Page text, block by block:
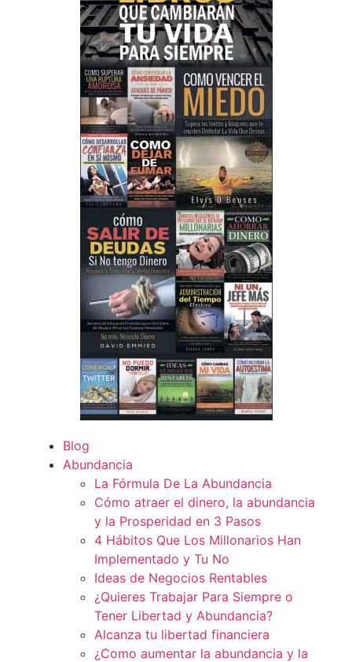
Blog
Abundancia
La Fórmula De La Abundancia
Cómo atraer el dinero, la abundancia
y la Prosperidad en 3 Pasos
4 Hábitos Que Los Millonarios Han
Implementado y Tu No
Ideas de Negocios Rentables
¿Quieres Trabajar Para Siempre o
Tener Libertad y Abundancia?
Alcanza tu libertad financiera
¿Como aumentar la abundancia y la